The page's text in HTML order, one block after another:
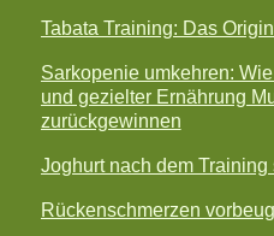
Tabata Training: Das
Sarkopenie umkehren:
und gezielter Ernährung
zurückgewinnen
Joghurt nach dem
Rückenschmerzen